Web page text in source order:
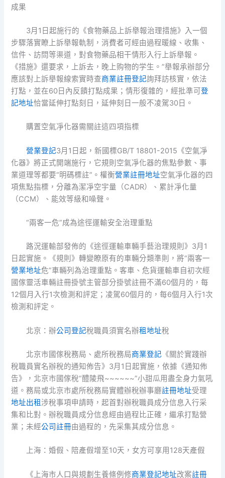
成果
3月1日起施行的《食物藥品上訴舉報治理措施》入一個
步驟落實瞭上訴舉報軌制，消費者可經由過程暖線、收集、
信件、訪問等渠道，對食物藥品相干情形入行上訴舉報。
《措施》還要求，上訴去，晚上购物的学生。”舉報承辦部分
應該對上訴舉報線索實時查商業註冊登記詢拜訪核實，依法
打點，並在60日內反饋打點成果；情形復雜的，經批準可登
記地址恰當延伸打點刻日，延伸刻日一般不凌駕30日。
購置空氣凈化器需關註這四項指標
營業登記3月1日起，新國標GB/T 18801-2015《空氣凈
化器》將正式開端施行，它規則空氣凈化器的焦點參數、事
業道理等都要“明碼標註”。權衡營業註冊地址空氣凈化器的四
項焦點指標，分離為潔凈空宇量（CADR）、累計凈化量
（CCM）、能效等級和噪聲。
“兩客一危”成為途徑運輸安全治理重點
路況運輸部發佈的《途徑運輸車輛手藝治理規則》3月1
日起實施。《規則》轉變瞭原有的車輛分類準則，將“兩客一
營業地址危”車輛列為治理重點。客車、危貨運輸車自初次經
國傢靈活車輛註冊掛號主管部分掛號註冊不滿60個月的，每
12個月入行1次檢測和評定；凌駕60個月的，每6個月入行1次
檢測和評定。
北京：辦公司登記稅職員須實名辦租地址稅
北京市國傢稅務局、處所稅務局商業登記 《關於實踐辦
稅職員實名辦稅的通知佈告》3月1日起實施，依據《通知佈
告》，北京市國傢稅“醴陵飛~~~~~~”小甜瓜用盡全身力氣吼
道。務局或北京市處所稅務局實體辦稅辦事廳註冊地址受理
地址出租涉稅事項申請時，起首對辦稅職員成分信息入行采
集和比對。辦稅職員成分信息經由過程比正確，繼承打點營
業；未經公司註冊由過程的，先采集其成分信息。
上海：婚假、陪產假增至10天，女方可享用128天產假
《上海市人口與規劃生養條例修商業登記地址改案註冊